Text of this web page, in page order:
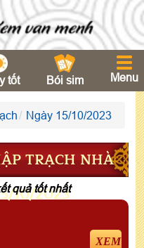
tốt Bói sim Menu
Ngày 15/10/2023
TRẠCH NHÀ
10/2023
quả tốt nhất
XEM